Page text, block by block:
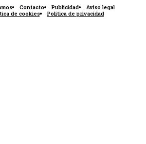
Contacto Publicidad
Aviso legal
de cookies
Política de privacidad